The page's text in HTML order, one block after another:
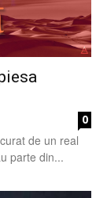
0
de un real
parte din...